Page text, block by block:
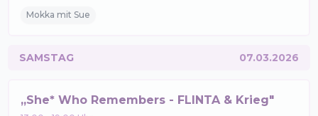
Mokka mit Sue
SAMSTAG 07.03.2026
„She* Who Remembers - FLINTA & Krieg"